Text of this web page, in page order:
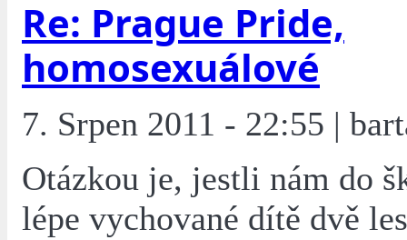
Re: Prague Pride,
homosexuálové
7. Srpen 2011 - 22:55 |
Otázkou je, jestli nám do
lépe vychované dítě dvě